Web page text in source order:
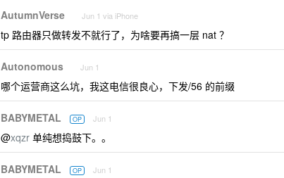
AutumnVerse Jun 1 via iPhone
tp 路由器只做转发不就行了，为啥要再搞一层 nat ？
Autonomous Jun 1
哪个运营商这么坑，我这电信很良心，下发/56 的前缀
BABYMETAL OP Jun 1
@xqzr 单纯想捣鼓下。。
BABYMETAL OP Jun 1